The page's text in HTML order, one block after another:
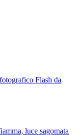
Flash da